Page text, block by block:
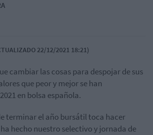
22/12/2021 18:21)
cambiar las cosas para despojar de sus
que peor y mejor se han
en bolsa española.
terminar el año bursátil toca hacer
hecho nuestro selectivo y jornada de